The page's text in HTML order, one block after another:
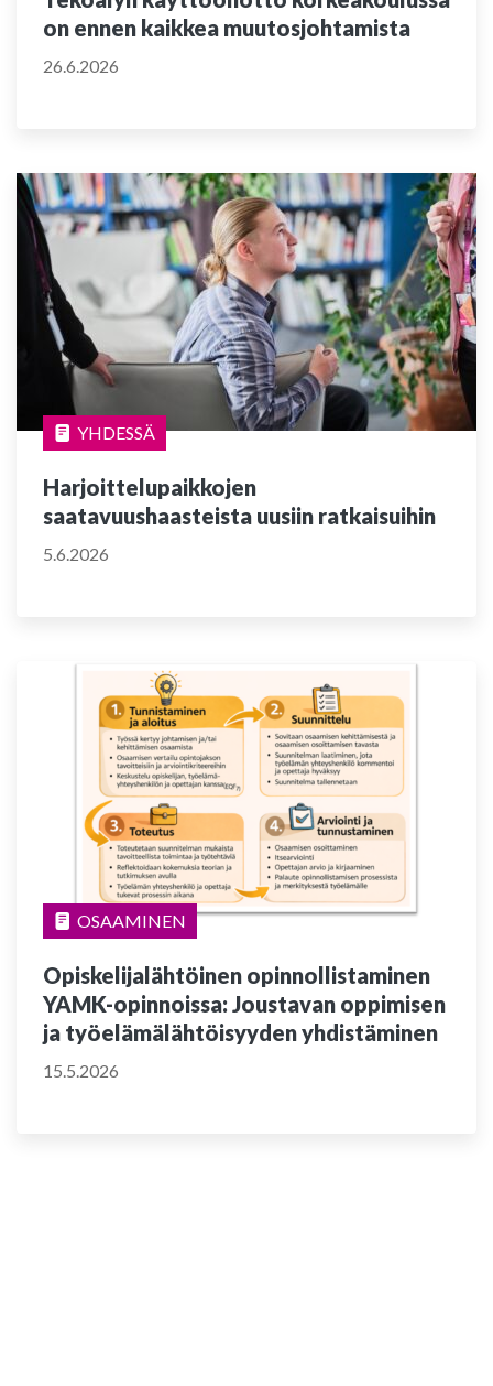
on ennen kaikkea muutosjohtamista
26.6.2026
YHDESSÄ
Harjoittelupaikkojen
saatavuushaasteista uusiin ratkaisuihin
5.6.2026
OSAAMINEN
Opiskelijalähtöinen opinnollistaminen
YAMK-opinnoissa: Joustavan oppimisen
ja työelämälähtöisyyden yhdistäminen
15.5.2026